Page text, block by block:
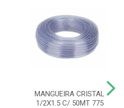
MANGUEIRA CRISTAL
1/2X1.5 C/ 50MT 775